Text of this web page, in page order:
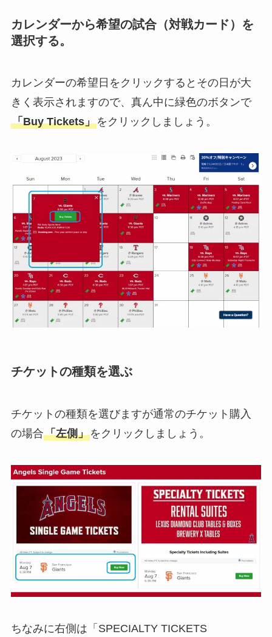
カレンダーから希望の試合（対戦カード）を
選択する。
カレンダーの希望日をクリックするとその日が大
きく表示されますので、真ん中に緑色のボタンで
「Buy Tickets」をクリックしましょう。
チケットの種類を選ぶ
チケットの種類を選びますが通常のチケット購入
の場合「左側」をクリックしましょう。
ちなみに右側は「SPECIALTY TICKETS